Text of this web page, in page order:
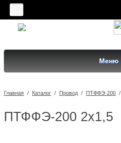
Меню
Главная / Каталог / Провод / ПТФФЭ-200 /
ПТФФЭ-200 2х1,5